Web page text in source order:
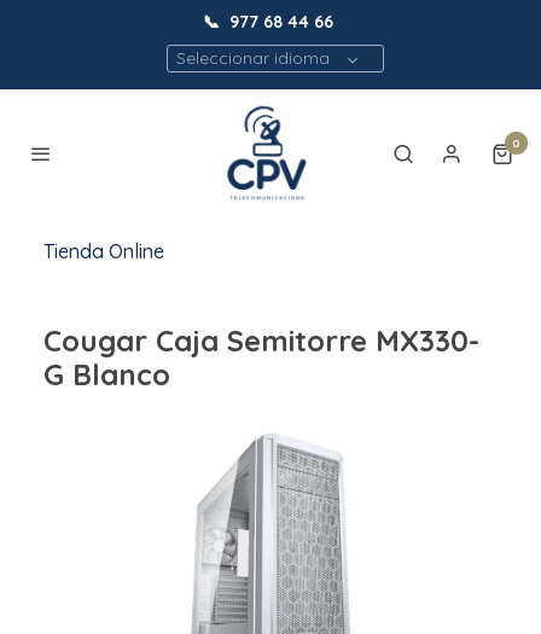
📞 977 68 44 66
Seleccionar idioma
0
Tienda Online
Cougar Caja Semitorre MX330-
G Blanco